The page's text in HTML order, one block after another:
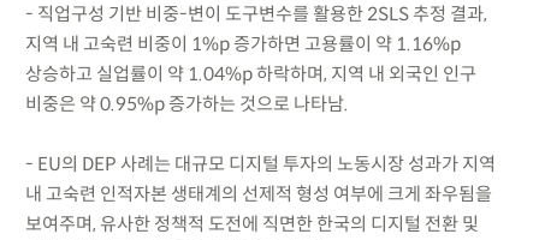
- 직업구성 기반 비중-변이 도구변수를 활용한 2SLS 추정 결과,
지역 내 고숙련 비중이 1%p 증가하면 고용률이 약 1.16%p
상승하고 실업률이 약 1.04%p 하락하며, 지역 내 외국인 인구
비중은 약 0.95%p 증가하는 것으로 나타남.
- EU의 DEP 사례는 대규모 디지털 투자의 노동시장 성과가 지역
내 고숙련 인적자본 생태계의 선제적 형성 여부에 크게 좌우됨을
보여주며, 유사한 정책적 도전에 직면한 한국의 디지털 전환 및